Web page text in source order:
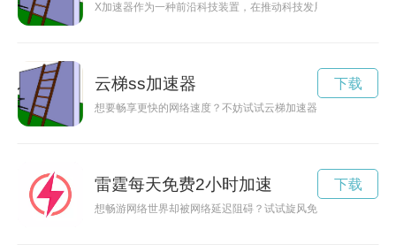
X加速器作为一种前沿科技装置，在推动科技发展和创新方面
云梯ss加速器
想要畅享更快的网络速度？不妨试试云梯加速器下载，它能为
下载
雷霆每天免费2小时加速
想畅游网络世界却被网络延迟阻碍？试试旋风免费加速器吧！
下载